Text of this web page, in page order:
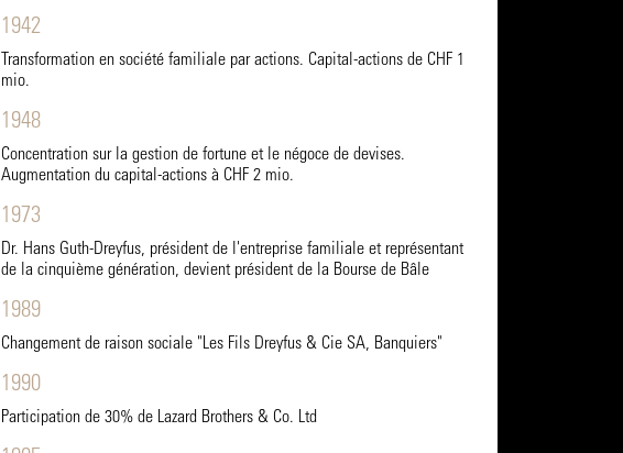
1942
Transformation en société familiale par actions. Capital-actions de CHF 1
mio.
1948
Concentration sur la gestion de fortune et le négoce de devises.
Augmentation du capital-actions à CHF 2 mio.
1973
Dr. Hans Guth-Dreyfus, président de l'entreprise familiale et représentant
de la cinquième génération, devient président de la Bourse de Bâle
1989
Changement de raison sociale "Les Fils Dreyfus & Cie SA, Banquiers"
1990
Participation de 30% de Lazard Brothers & Co. Ltd